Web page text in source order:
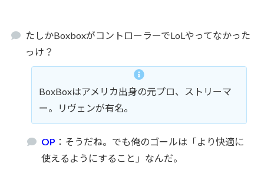
たしかBoxboxがコントローラーでLoLやってなかった
っけ？
BoxBoxはアメリカ出身の元プロ、ストリーマ
ー。リヴェンが有名。
OP ：そうだね。でも俺のゴールは「より快適に
使えるようにすること」なんだ。